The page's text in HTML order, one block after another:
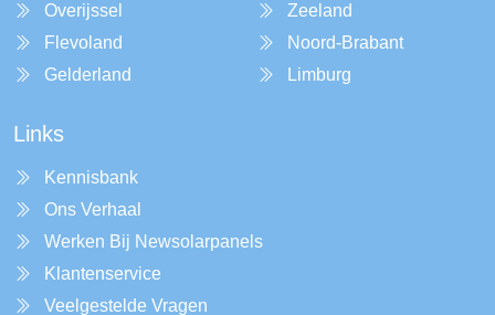
Overijssel
Flevoland
Gelderland
Zeeland
Noord-Brabant
Limburg
Links
Kennisbank
Ons Verhaal
Werken Bij Newsolarpanels
Klantenservice
Veelgestelde Vragen